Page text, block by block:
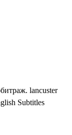
lancuster
Subtitles